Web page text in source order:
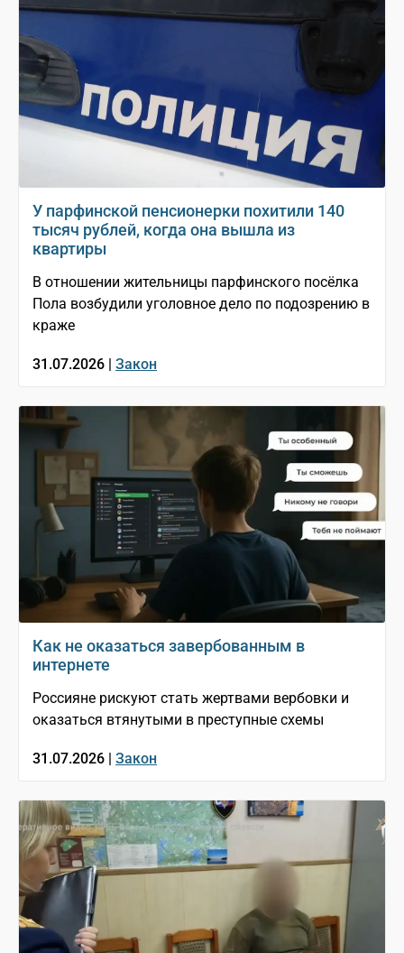
У парфинской пенсионерки похитили 140
тысяч рублей, когда она вышла из
квартиры
В отношении жительницы парфинского посёлка
Пола возбудили уголовное дело по подозрению в
краже
31.07.2026 | Закон
Как не оказаться завербованным в
интернете
Россияне рискуют стать жертвами вербовки и
оказаться втянутыми в преступные схемы
31.07.2026 | Закон